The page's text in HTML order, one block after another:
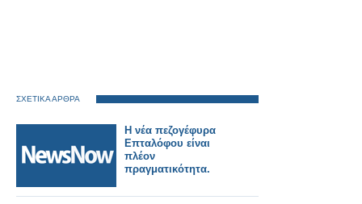
ΣΧΕΤΙΚΑ ΑΡΘΡΑ
Η νέα πεζογέφυρα
Επταλόφου είναι
πλέον
πραγματικότητα.